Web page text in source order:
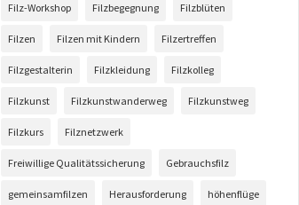
Filz-Workshop Filzbegegnung Filzblüten
Filzen Filzen mit Kindern Filzertreffen
Filzgestalterin Filzkleidung Filzkolleg
Filzkunst Filzkunstwanderweg Filzkunstweg
Filzkurs Filznetzwerk
Freiwillige Qualitätssicherung Gebrauchsfilz
gemeinsamfilzen Herausforderung höhenflüge